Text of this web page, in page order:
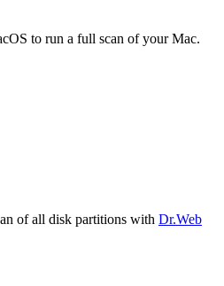
to run a full scan of your Mac.
of all disk partitions with Dr.Web